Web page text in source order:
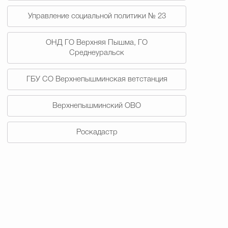
Управление социальной политики № 23
ОНД ГО Верхняя Пышма, ГО
Среднеуральск
ГБУ СО Верхнепышминская ветстанция
Верхнепышминский ОВО
Роскадастр